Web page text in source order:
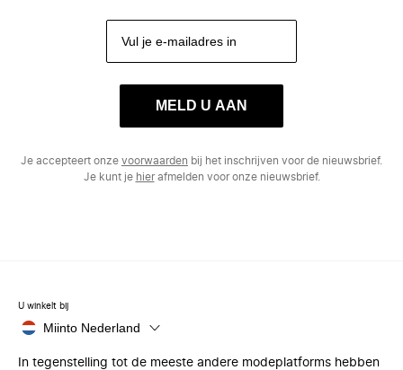
MELD U AAN
Je accepteert onze voorwaarden bij het inschrijven voor de nieuwsbrief.
Je kunt je hierafmelden voor onze nieuwsbrief.
U winkelt bij
Miinto Nederland
In tegenstelling tot de meeste andere modeplatforms hebben